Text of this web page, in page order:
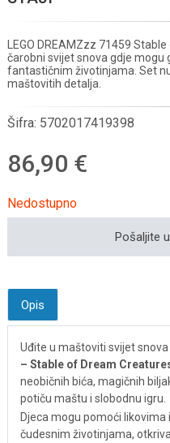
LEGO DREAMZzz 71459
čarobni svijet snova gdje mogu
fantastičnim životinjama. Set
maštovitih detalja.
Šifra: 5702017419398
86,90 €
Nedostupno
Pošaljite
Opis
Uđite u maštoviti svijet snova
– Stable of Dream
neobičnih bića, magičnih
potiču maštu i slobodnu igru.
Djeca mogu pomoći
čudesnim životinjama,